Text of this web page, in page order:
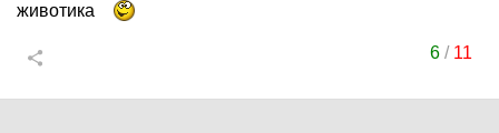
животика
6/ 11